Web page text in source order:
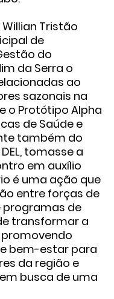
Tristão
de
do
da Serra o
ao
sazonais na
o Protótipo Alpha
de Saúde e
também do
tomasse a
em auxílio
é uma ação que
entre forças de
programas de
transformar a
bem-estar para
da região e
busca de uma